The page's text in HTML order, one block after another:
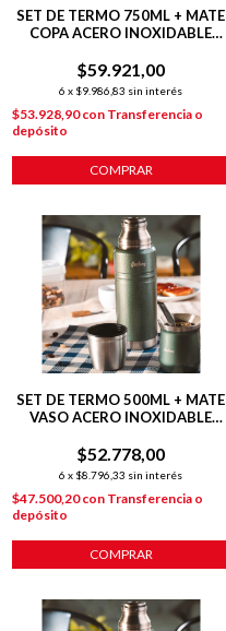
SET DE TERMO 750ML + MATE
COPA ACERO INOXIDABLE
$59.921,00
6 x $9.986,83 sin interés
$53.928,90con Transferencia o
depósito
SET DE TERMO 500ML + MATE
VASO ACERO INOXIDABLE
$52.778,00
6 x $8.796,33 sin interés
$47.500,20con Transferencia o
depósito